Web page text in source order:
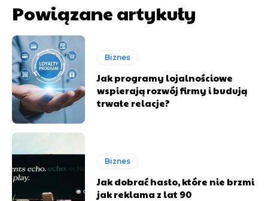
Powiązane artykuły
Biznes
Jak programy lojalnościowe
wspierają rozwój firmy i budują
trwałe relacje?
Biznes
Jak dobrać hasło, które nie brzmi
jak reklama z lat 90